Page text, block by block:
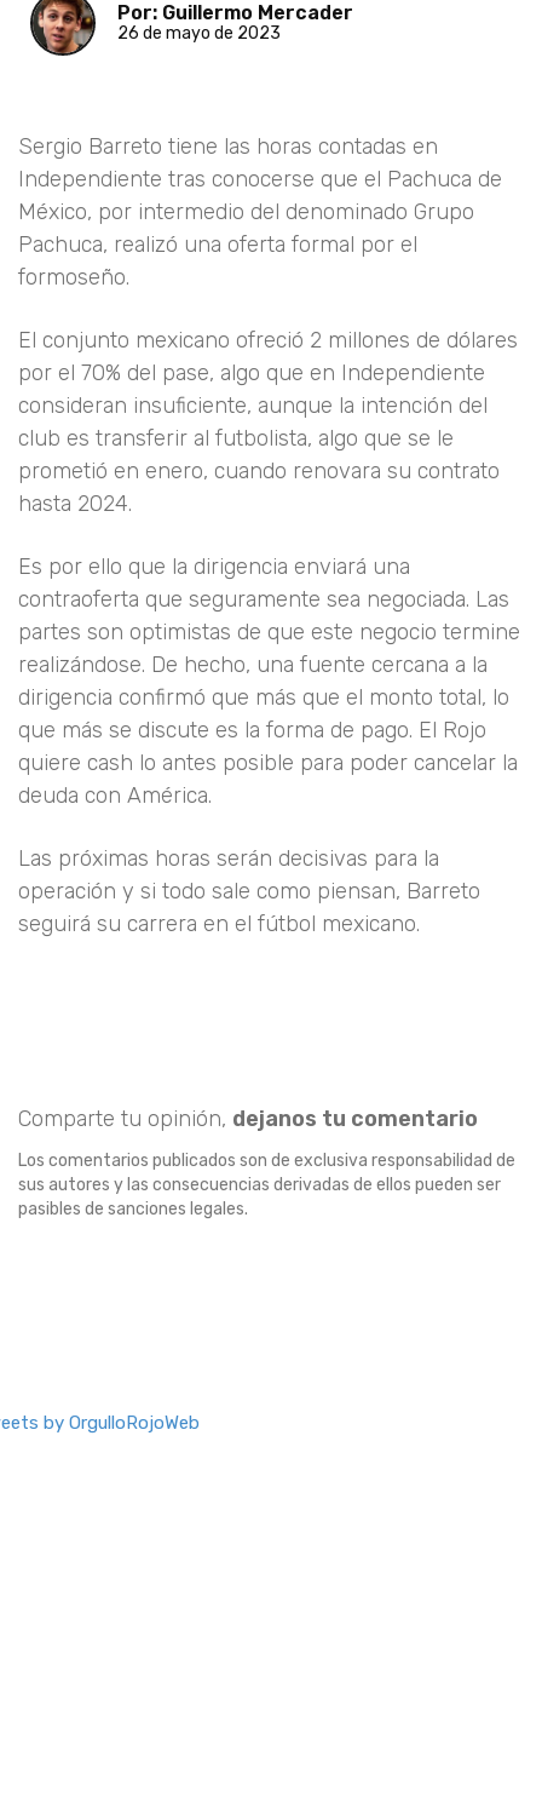
Por: Guillermo Mercader
26 de mayo de 2023
Sergio Barreto tiene las horas contadas en
Independiente tras conocerse que el Pachuca de
México, por intermedio del denominado Grupo
Pachuca, realizó una oferta formal por el
formoseño.
El conjunto mexicano ofreció 2 millones de dólares
por el 70% del pase, algo que en Independiente
consideran insuficiente, aunque la intención del
club es transferir al futbolista, algo que se le
prometió en enero, cuando renovara su contrato
hasta 2024.
Es por ello que la dirigencia enviará una
contraoferta que seguramente sea negociada. Las
partes son optimistas de que este negocio termine
realizándose. De hecho, una fuente cercana a la
dirigencia confirmó que más que el monto total, lo
que más se discute es la forma de pago. El Rojo
quiere cash lo antes posible para poder cancelar la
deuda con América.
Las próximas horas serán decisivas para la
operación y si todo sale como piensan, Barreto
seguirá su carrera en el fútbol mexicano.
Comparte tu opinión, dejanos tu comentario
Los comentarios publicados son de exclusiva responsabilidad de
sus autores y las consecuencias derivadas de ellos pueden ser
pasibles de sanciones legales.
by OrgulloRojoWeb